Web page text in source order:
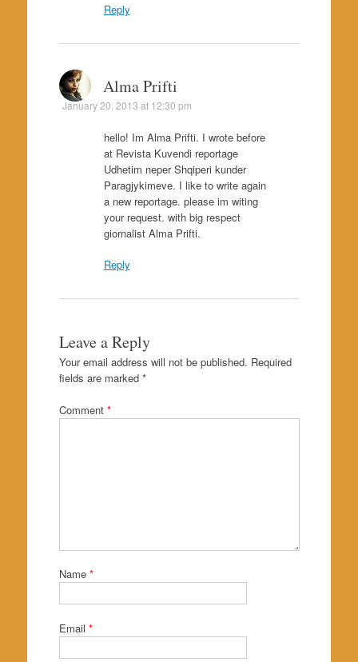
Reply
Alma Prifti
January 20, 2013 at 12:30 pm
hello! Im Alma Prifti. I wrote before
at Revista Kuvendi reportage
Udhetim neper Shqiperi kunder
Paragjykimeve. I like to write again
a new reportage. please im witing
your request. with big respect
giornalist Alma Prifti.
Reply
Leave a Reply
Your email address will not be published. Required
fields are marked *
Comment *
Name *
Email *